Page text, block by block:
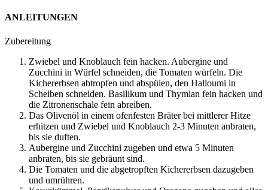
ANLEITUNGEN
Zubereitung
Zwiebel und Knoblauch fein hacken. Aubergine und
Zucchini in Würfel schneiden, die Tomaten würfeln. Die
Kichererbsen abtropfen und abspülen, den Halloumi in
Scheiben schneiden. Basilikum und Thymian fein hacken und
die Zitronenschale fein abreiben.
Das Olivenöl in einem ofenfesten Bräter bei mittlerer Hitze
erhitzen und Zwiebel und Knoblauch 2-3 Minuten anbraten,
bis sie duften.
Aubergine und Zucchini zugeben und etwa 5 Minuten
anbraten, bis sie gebräunt sind.
Die Tomaten und die abgetropften Kichererbsen dazugeben
und umrühren.